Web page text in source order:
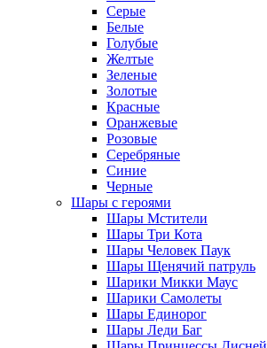
Серые
Белые
Голубые
Желтые
Зеленые
Золотые
Красные
Оранжевые
Розовые
Серебряные
Синие
Черные
Шары с героями
Шары Мстители
Шары Три Кота
Шары Человек Паук
Шары Щенячий патруль
Шарики Микки Маус
Шарики Самолеты
Шары Единорог
Шары Леди Баг